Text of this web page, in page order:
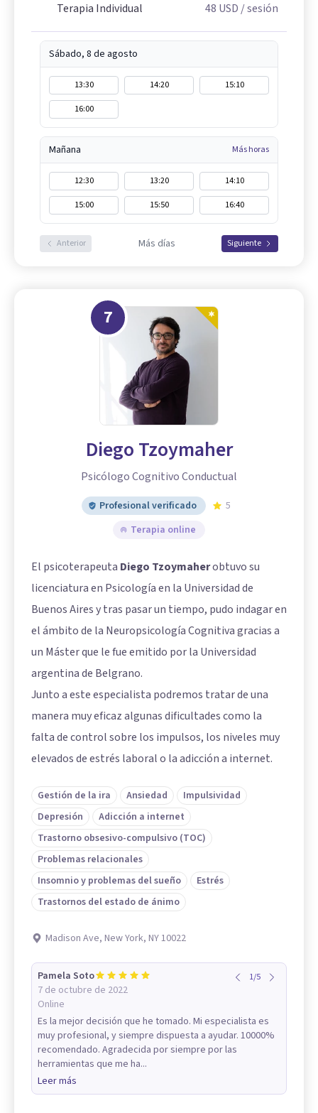
Terapia Individual
48 USD / sesión
Sábado, 8 de agosto
13:30 14:20
15:10
16:00
Mañana Más horas
12:30 13:20
14:10
15:00
15:50 16:40
Anterior Más días Siguiente
7
Diego Tzoymaher
Psicólogo Cognitivo Conductual
Profesional verificado
5
Terapia online
El psicoterapeuta Diego Tzoymaherobtuvo su
licenciatura en Psicología en la Universidad de
Buenos Aires y tras pasar un tiempo, pudo indagar en
el ámbito de la Neuropsicología Cognitiva gracias a
un Máster que le fue emitido por la Universidad
argentina de Belgrano.
Junto a este especialista podremos tratar de una
manera muy eficaz algunas dificultades como la
falta de control sobre los impulsos, los niveles muy
elevados de estrés laboral o la adicción a internet.
Gestión de la ira Ansiedad
Impulsividad
Depresión
Adicción a internet
Trastorno obsesivo-compulsivo (TOC)
Problemas relacionales
Insomnio y problemas del sueño
Estrés
Trastornos del estado de ánimo
Madison Ave, New York, NY 10022
Pamela Soto
7 de octubre de 2022
Online
1/5
Es la mejor decisión que he tomado. Mi especialista es
muy profesional, y siempre dispuesta a ayudar. 10000%
recomendado. Agradecida por siempre por las
herramientas que me ha...
Leer más